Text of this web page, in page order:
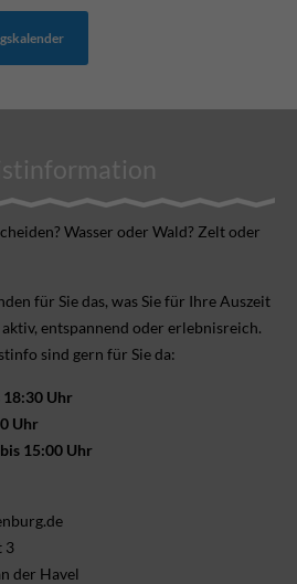
Wasser oder Wald? Zelt oder
für Sie das, was Sie für Ihre Aus­zeit
ent­spannend oder erlebnis­reich.
sind gern für Sie da:
18:30 Uhr
Uhr
15:00 Uhr
3
der Havel